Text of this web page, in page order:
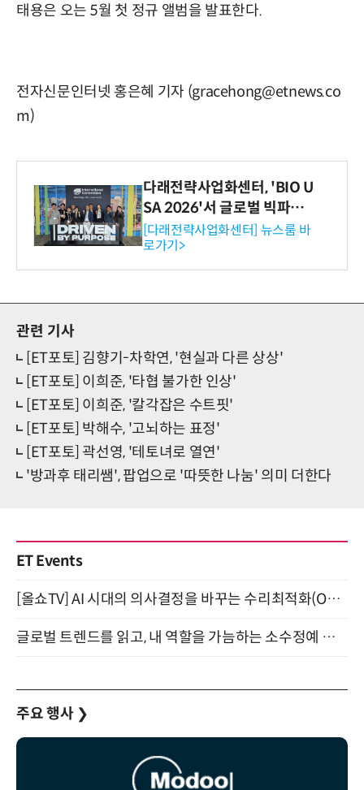
태용은 오는 5월 첫 정규 앨범을 발표한다.
전자신문인터넷 홍은혜 기자 (gracehong@etnews.co
m)
다래전략사업화센터, 'BIO U
SA 2026'서 글로벌 빅파마
와의 비즈니스 미팅 지원…K
-바이오 해외 진출 교두보 확
보
[다래전략사업화센터] 뉴스룸 바
로가기>
관련 기사
[ET포토] 김향기-차학연, '현실과 다른 상상'
[ET포토] 이희준, '타협 불가한 인상'
[ET포토] 이희준, '칼각잡은 수트핏'
[ET포토] 박해수, '고뇌하는 표정'
[ET포토] 곽선영, '테토녀로 열연'
'방과후 태리쌤', 팝업으로 '따뜻한 나눔' 의미 더한다
ET Events
[올쇼TV] AI 시대의 의사결정을 바꾸는 수리최적화(Optimization) 소개 (8/20 생방송)
글로벌 트렌드를 읽고, 내 역할을 가늠하는 소수정예 실습 워크숍 (8/28)
주요 행사 ❯